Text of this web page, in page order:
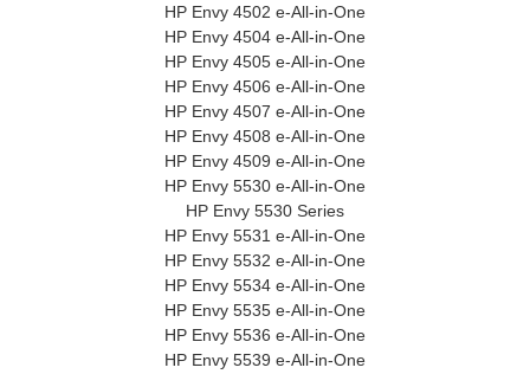
HP Envy 4502 e-All-in-One
HP Envy 4504 e-All-in-One
HP Envy 4505 e-All-in-One
HP Envy 4506 e-All-in-One
HP Envy 4507 e-All-in-One
HP Envy 4508 e-All-in-One
HP Envy 4509 e-All-in-One
HP Envy 5530 e-All-in-One
HP Envy 5530 Series
HP Envy 5531 e-All-in-One
HP Envy 5532 e-All-in-One
HP Envy 5534 e-All-in-One
HP Envy 5535 e-All-in-One
HP Envy 5536 e-All-in-One
HP Envy 5539 e-All-in-One